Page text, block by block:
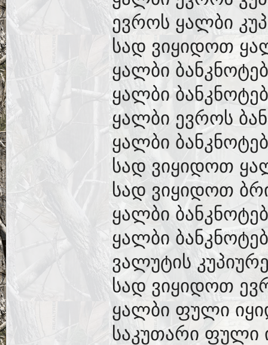
ევროს ყალბი
სად ვიყიდოთ
ყალბი
ყალბი
ყალბი ევროს
ყალბი
სად ვიყიდოთ
სად ვიყიდოთ
ყალბი
ყალბი
ვალუტის
სად ვიყიდოთ
ყალბი ფული
საკუთარი ფული